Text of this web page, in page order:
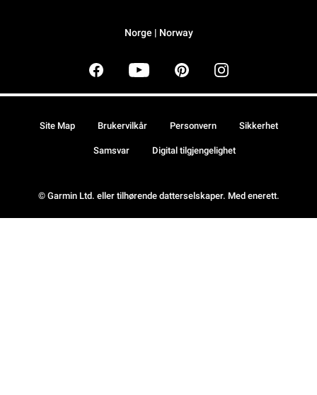
Norge | Norway
© Garmin Ltd. eller tilhørende datterselskaper. Med enerett.
Site Map Brukervilkår Personvern Sikkerhet
Samsvar Digital tilgjengelighet